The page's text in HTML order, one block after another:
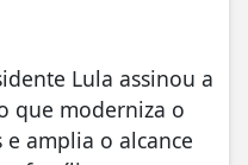
Lula assinou a
que moderniza o
amplia o alcance